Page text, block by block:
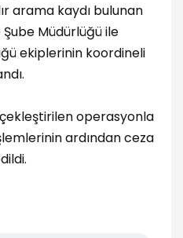
arama kaydı bulunan
Müdürlüğü ile
ekiplerinin koordineli
operasyonla
ardından ceza